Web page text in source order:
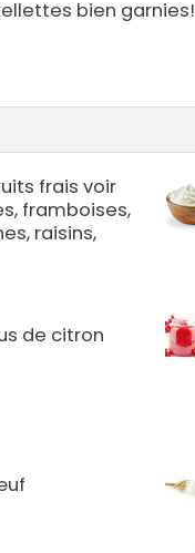
bien garnies!
frais voir
framboises,
raisins,
de citron